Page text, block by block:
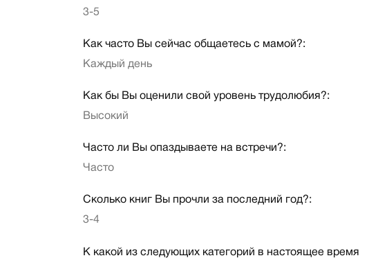
3-5
Как часто Вы сейчас общаетесь с мамой?:
Каждый день
Как бы Вы оценили свой уровень трудолюбия?:
Высокий
Часто ли Вы опаздываете на встречи?:
Часто
Сколько книг Вы прочли за последний год?:
3-4
К какой из следующих категорий в настоящее время